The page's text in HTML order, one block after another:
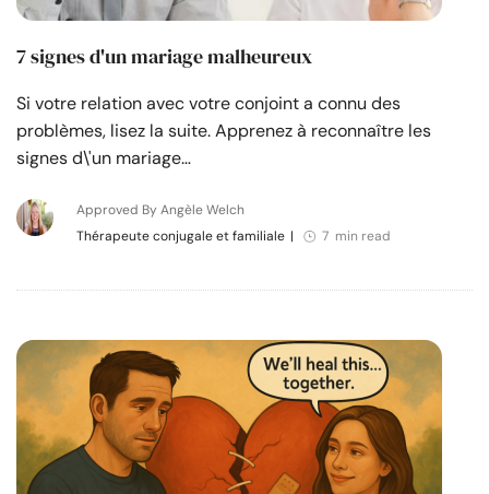
7 signes d'un mariage malheureux
Si votre relation avec votre conjoint a connu des
problèmes, lisez la suite. Apprenez à reconnaître les
signes d\'un mariage…
Approved By Angèle Welch
Thérapeute conjugale et familiale | 7 min read